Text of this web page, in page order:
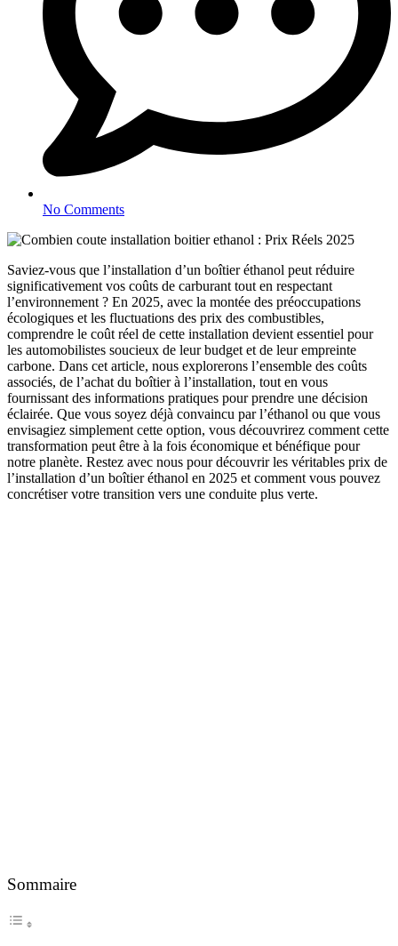
No Comments
Saviez-vous que l’installation d’un boîtier éthanol peut réduire
significativement vos coûts de carburant tout en respectant
l’environnement ? En 2025, avec la montée des préoccupations
écologiques et les fluctuations des prix des combustibles,
comprendre le coût réel de cette installation devient essentiel pour
les automobilistes soucieux de leur budget et de leur empreinte
carbone. Dans cet article, nous explorerons l’ensemble des coûts
associés, de l’achat du boîtier à l’installation, tout en vous
fournissant des informations pratiques pour prendre une décision
éclairée. Que vous soyez déjà convaincu par l’éthanol ou que vous
envisagiez simplement cette option, vous découvrirez comment cette
transformation peut être à la fois économique et bénéfique pour
notre planète. Restez avec nous pour découvrir les véritables prix de
l’installation d’un boîtier éthanol en 2025 et comment vous pouvez
concrétiser votre transition vers une conduite plus verte.
Sommaire